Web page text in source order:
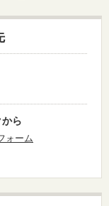
ら
ォーム